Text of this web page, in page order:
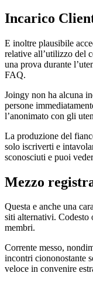
Incarico
E inoltre plausibile
relative all’utilizzo del
una prova durante
FAQ.
Joingy non ha alcuna
persone
l’anonimato con gli
La produzione del
solo iscriverti e
sconosciuti e puoi
Mezzo
Questa e anche una
siti alternativi. Codesto
membri.
Corrente messo,
incontri ciononostante
veloce in convenire